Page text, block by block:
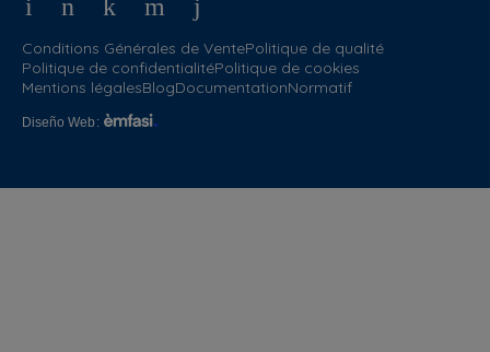
Conditions Générales de VentePolitique de qualité
Politique de confidentialitéPolitique de cookies
Mentions légalesBlogDocumentationNormatif
Diseño Web :